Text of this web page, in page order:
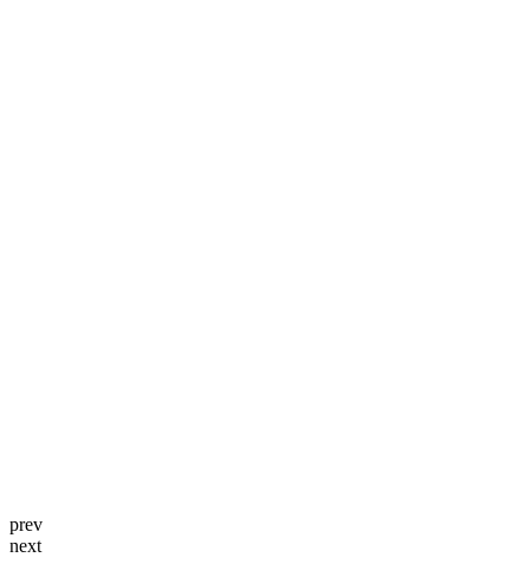
prev
next